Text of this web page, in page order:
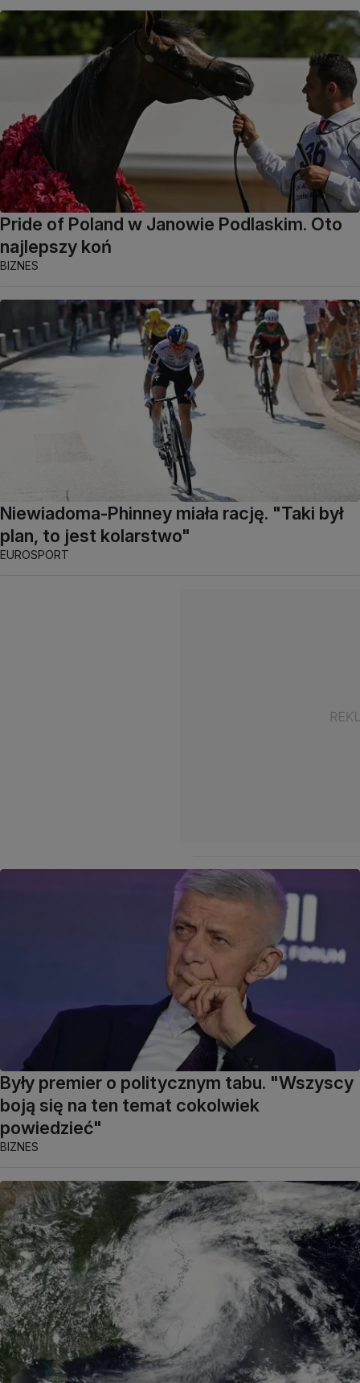
Pride of Poland w Janowie Podlaskim. Oto
najlepszy koń
BIZNES
Niewiadoma-Phinney miała rację. "Taki był
plan, to jest kolarstwo"
EUROSPORT
Były premier o politycznym tabu. "Wszyscy
boją się na ten temat cokolwiek
powiedzieć"
BIZNES